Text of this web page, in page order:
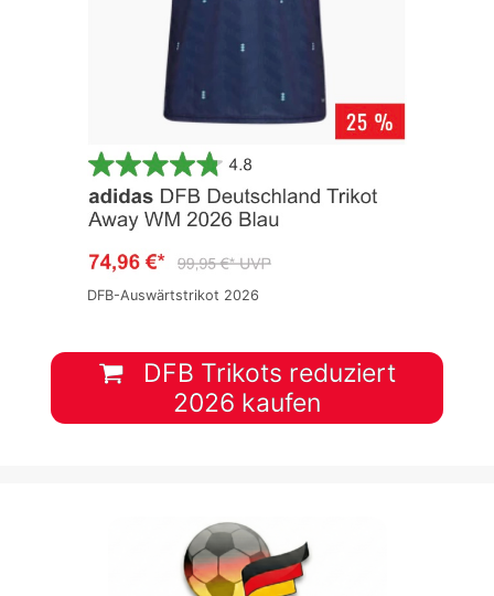
DFB-Auswärtstrikot 2026
DFB Trikots reduziert
2026 kaufen